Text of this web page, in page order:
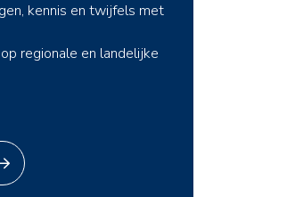
kennis en twijfels met
regionale en landelijke